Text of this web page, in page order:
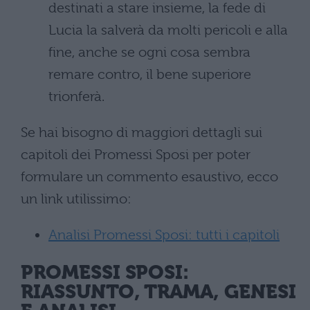
destinati a stare insieme, la fede di
Lucia la salverà da molti pericoli e alla
fine, anche se ogni cosa sembra
remare contro, il bene superiore
trionferà.
Se hai bisogno di maggiori dettagli sui
capitoli dei Promessi Sposi per poter
formulare un commento esaustivo, ecco
un link utilissimo:
Analisi Promessi Sposi: tutti i capitoli
PROMESSI SPOSI:
RIASSUNTO, TRAMA, GENESI